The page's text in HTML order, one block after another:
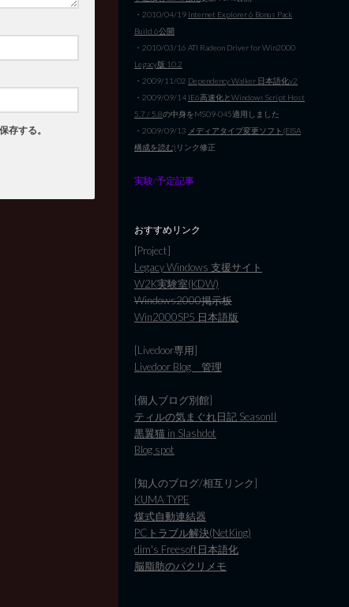
存する。
・2010/04/19 Internet Explorer 6 Bonus Pack
Build 6公開
・2010/03/16 ATI Radeon Driver for Win2000
Legacy版 10.2
・2009/11/02 Dependency Walker 日本語化v2
・2009/09/14 IE6高速化とWindows Script Host
5.7 / 5.8の中身をMS09-045適用しました
・2009/09/13 メディアタイプ変更ソフト(EISA
構成を読む) リンク修正
実験/予定記事
おすすめリンク
[Project]
Legacy Windows 支援サイト
W2K実験室(KDW)
Windows2000掲示板
Win2000SP5 日本語版
[Livedoor専用]
Livedoor Blog 管理
[個人ブログ別館]
ティルの気まぐれ日記 SeasonII
黒翼猫 in Slashdot
Blog spot
[知人のブログ/相互リンク]
KUMA TYPE
煤式自動連結器
PCトラブル解決(NetKing)
dim's Freesoft日本語化
脳脂肪のパクリメモ